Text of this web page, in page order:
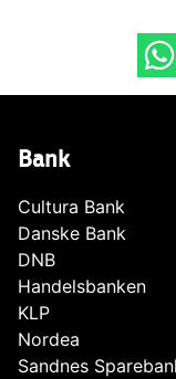
Bank
Cultura Bank
Danske Bank
DNB
Handelsbanken
KLP
Nordea
Sandnes